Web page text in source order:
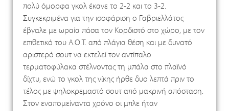
πολύ όμορφα γκολ έκανε το 2-2 και το 3-2.
Συγκεκριμένα για την ισοφάριση ο Γαβριελλάτος
έβγαλε με ωραία πάσα τον Κορδιστό στο χώρο, με τον
επιθετικό του Α.Ο.Τ. από πλάγια θέση και με δυνατό
αριστερό σουτ να εκτελεί τον αντίπαλο
τερματοφύλακα στέλνοντας τη μπάλα στο πλαϊνό
δίχτυ, ενώ το γκολ της νίκης ήρθε δυο λεπτά πριν το
τέλος με ψηλοκρεμαστό σουτ από μακρινή απόσταση.
Στον εναπομείναντα χρόνο οι μπλε ήταν